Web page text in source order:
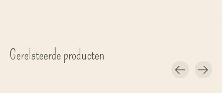
Gerelateerde producten